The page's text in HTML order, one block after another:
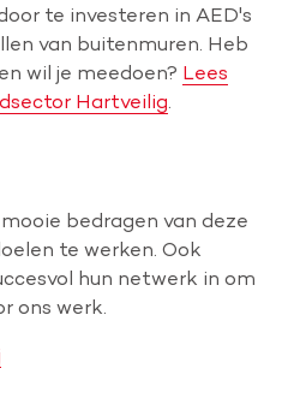
te investeren in AED's
van buitenmuren. Heb
wil je meedoen? Lees
Hartveilig.
bedragen van deze
te werken. Ook
hun netwerk in om
ons werk.